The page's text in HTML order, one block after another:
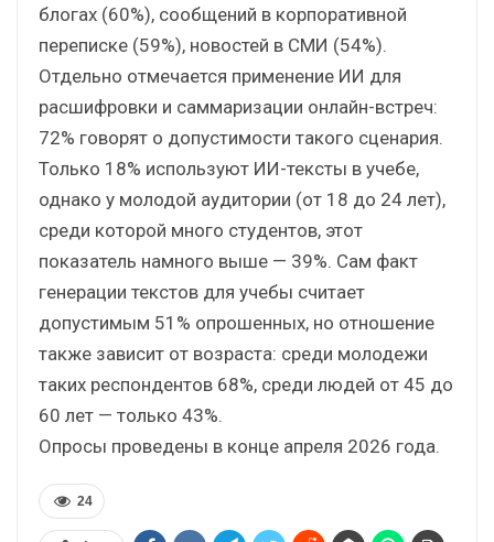
блогах (60%), сообщений в корпоративной
переписке (59%), новостей в СМИ (54%).
Отдельно отмечается применение ИИ для
расшифровки и саммаризации онлайн-встреч:
72% говорят о допустимости такого сценария.
Только 18% используют ИИ-тексты в учебе,
однако у молодой аудитории (от 18 до 24 лет),
среди которой много студентов, этот
показатель намного выше — 39%. Сам факт
генерации текстов для учебы считает
допустимым 51% опрошенных, но отношение
также зависит от возраста: среди молодежи
таких респондентов 68%, среди людей от 45 до
60 лет — только 43%.
Опросы проведены в конце апреля 2026 года.
24